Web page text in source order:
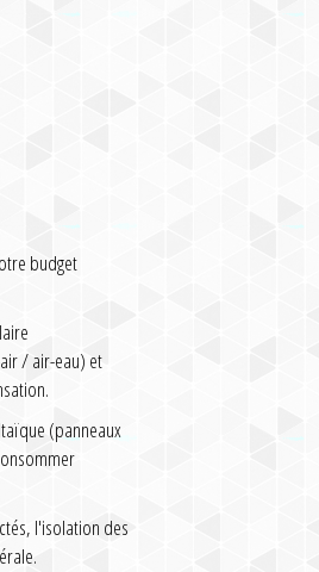
budget
/ air-eau) et
(panneaux
l'isolation des